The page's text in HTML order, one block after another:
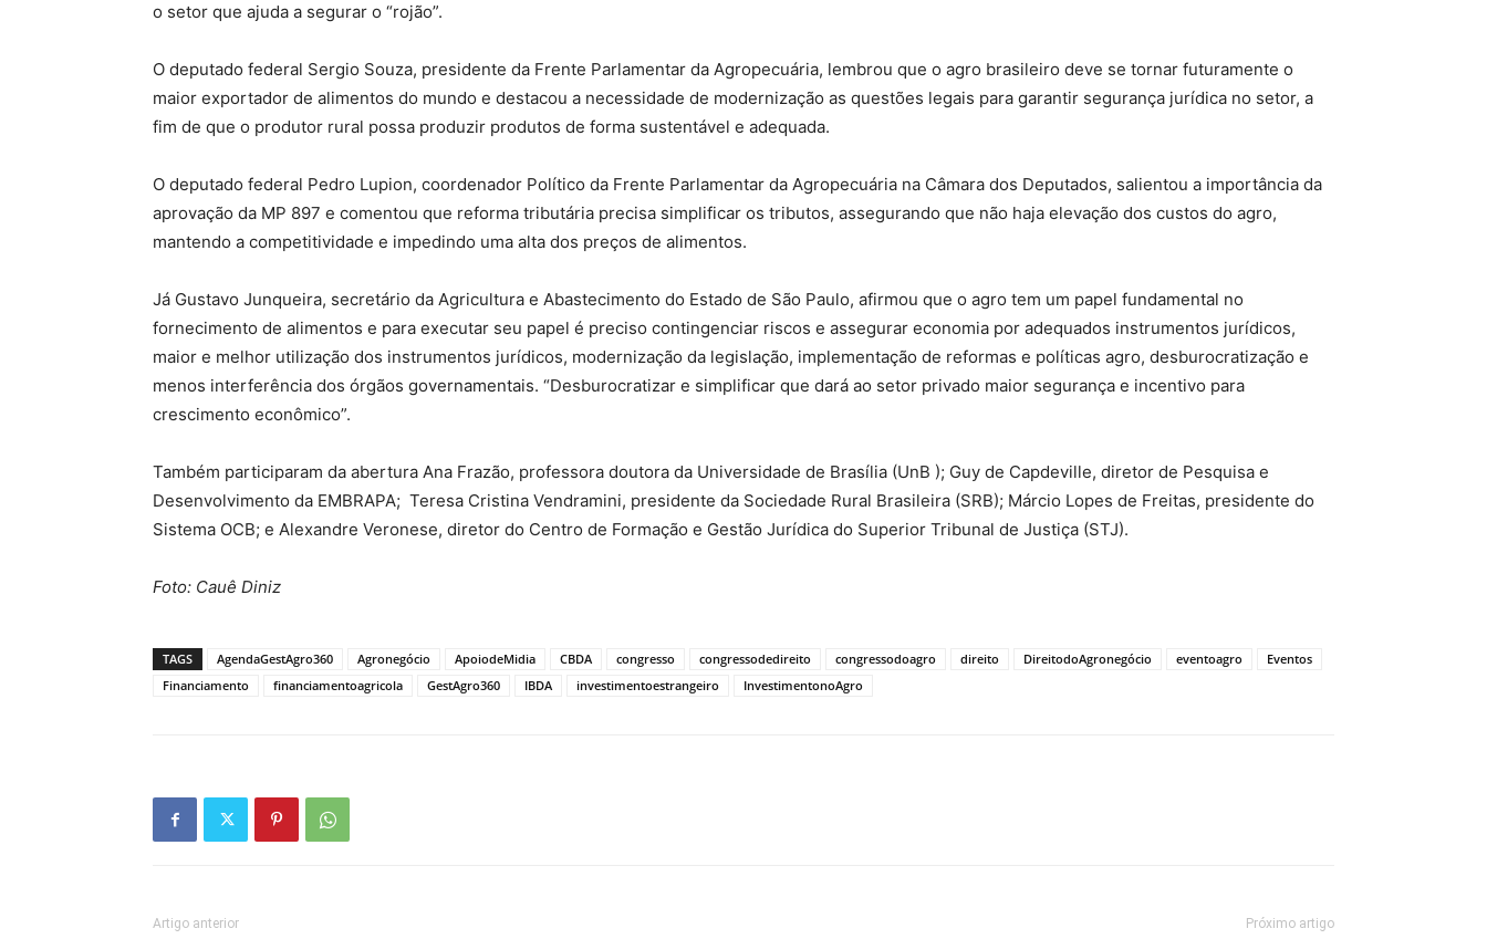
o setor que ajuda a segurar o “rojão”.
O deputado federal Sergio Souza, presidente da Frente Parlamentar da Agropecuária, lembrou que o agro brasileiro deve se tornar futuramente o
maior exportador de alimentos do mundo e destacou a necessidade de modernização as questões legais para garantir segurança jurídica no setor, a
fim de que o produtor rural possa produzir produtos de forma sustentável e adequada.
O deputado federal Pedro Lupion, coordenador Político da Frente Parlamentar da Agropecuária na Câmara dos Deputados, salientou a importância da
aprovação da MP 897 e comentou que reforma tributária precisa simplificar os tributos, assegurando que não haja elevação dos custos do agro,
mantendo a competitividade e impedindo uma alta dos preços de alimentos.
Já Gustavo Junqueira, secretário da Agricultura e Abastecimento do Estado de São Paulo, afirmou que o agro tem um papel fundamental no
fornecimento de alimentos e para executar seu papel é preciso contingenciar riscos e assegurar economia por adequados instrumentos jurídicos,
maior e melhor utilização dos instrumentos jurídicos, modernização da legislação, implementação de reformas e políticas agro, desburocratização e
menos interferência dos órgãos governamentais. “Desburocratizar e simplificar que dará ao setor privado maior segurança e incentivo para
crescimento econômico”.
Também participaram da abertura Ana Frazão, professora doutora da Universidade de Brasília (UnB ); Guy de Capdeville, diretor de Pesquisa e
Desenvolvimento da EMBRAPA; Teresa Cristina Vendramini, presidente da Sociedade Rural Brasileira (SRB); Márcio Lopes de Freitas, presidente do
Sistema OCB; e Alexandre Veronese, diretor do Centro de Formação e Gestão Jurídica do Superior Tribunal de Justiça (STJ).
Foto: Cauê Diniz
TAGS AgendaGestAgro360 Agronegócio ApoiodeMidia CBDA congresso congressodedireito congressodoagro direito DireitodoAgronegócio eventoagro
Eventos
Financiamento
financiamentoagricola GestAgro360 IBDA investimentoestrangeiro InvestimentonoAgro
Artigo anterior Próximo artigo